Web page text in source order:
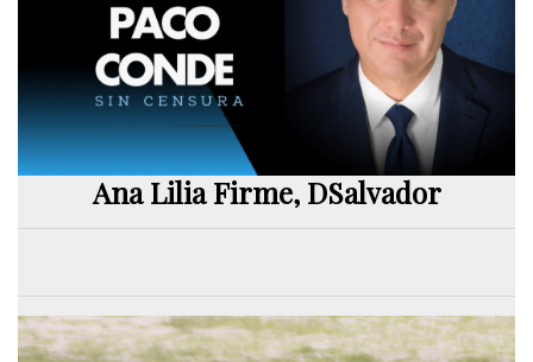
Ana Lilia Firme, DSalvador